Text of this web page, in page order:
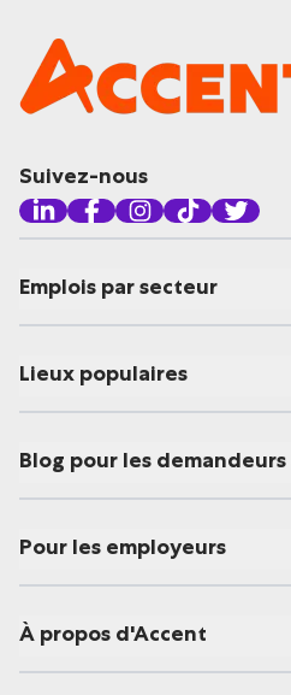
Suivez-nous
Emplois par secteur
Lieux populaires
Blog pour les
Pour les employeurs
À propos d'Accent